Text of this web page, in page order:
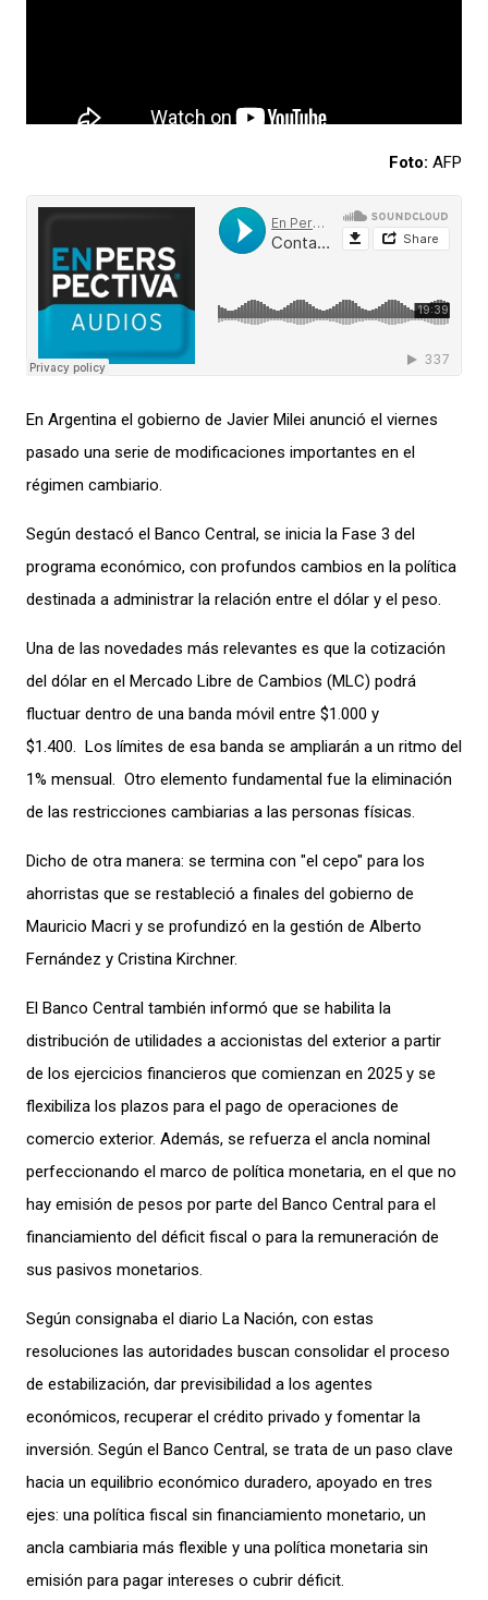
Foto: AFP
En Argentina el gobierno de Javier Milei anunció el viernes
pasado una serie de modificaciones importantes en el
régimen cambiario.
Según destacó el Banco Central, se inicia la Fase 3 del
programa económico, con profundos cambios en la política
destinada a administrar la relación entre el dólar y el peso.
Una de las novedades más relevantes es que la cotización
del dólar en el Mercado Libre de Cambios (MLC) podrá
fluctuar dentro de una banda móvil entre $1.000 y
$1.400. Los límites de esa banda se ampliarán a un ritmo del
1% mensual. Otro elemento fundamental fue la eliminación
de las restricciones cambiarias a las personas físicas.
Dicho de otra manera: se termina con "el cepo" para los
ahorristas que se restableció a finales del gobierno de
Mauricio Macri y se profundizó en la gestión de Alberto
Fernández y Cristina Kirchner.
El Banco Central también informó que se habilita la
distribución de utilidades a accionistas del exterior a partir
de los ejercicios financieros que comienzan en 2025 y se
flexibiliza los plazos para el pago de operaciones de
comercio exterior. Además, se refuerza el ancla nominal
perfeccionando el marco de política monetaria, en el que no
hay emisión de pesos por parte del Banco Central para el
financiamiento del déficit fiscal o para la remuneración de
sus pasivos monetarios.
Según consignaba el diario La Nación, con estas
resoluciones las autoridades buscan consolidar el proceso
de estabilización, dar previsibilidad a los agentes
económicos, recuperar el crédito privado y fomentar la
inversión. Según el Banco Central, se trata de un paso clave
hacia un equilibrio económico duradero, apoyado en tres
ejes: una política fiscal sin financiamiento monetario, un
ancla cambiaria más flexible y una política monetaria sin
emisión para pagar intereses o cubrir déficit.